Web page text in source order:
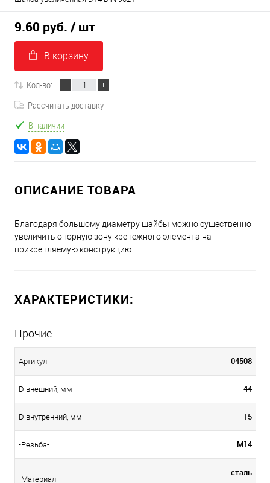
9.60 руб. / шт
В корзину
Кол-во:
Рассчитать доставку
В наличии
ОПИСАНИЕ ТОВАРА
Благодаря большому диаметру шайбы можно существенно
увеличить опорную зону крепежного элемента на
прикрепляемую конструкцию
ХАРАКТЕРИСТИКИ:
Прочие
Артикул 04508
D внешний, мм 44
D внутренний, мм 15
-Резьба- М14
-Материал-
сталь